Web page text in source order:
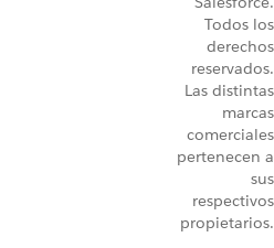
Todos los
derechos
reservados.
Las distintas
marcas
comerciales
pertenecen a
sus
respectivos
propietarios.